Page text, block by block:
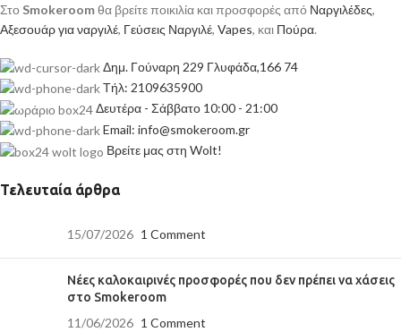
Στο Smokeroomθα βρείτε ποικιλία και προσφορές από Ναργιλέδες,
Αξεσουάρ για ναργιλέ, Γεύσεις Ναργιλέ, Vapes, και Πούρα.
Δημ. Γούναρη 229 Γλυφάδα,166 74
Τήλ: 2109635900
Δευτέρα - Σάββατο 10:00 - 21:00
Email: info@smokeroom.gr
Βρείτε μας στη Wolt!
Τελευταία άρθρα
15/07/2026 1 Comment
Νέες καλοκαιρινές προσφορές που δεν πρέπει να χάσεις
στο Smokeroom
11/06/2026 1 Comment